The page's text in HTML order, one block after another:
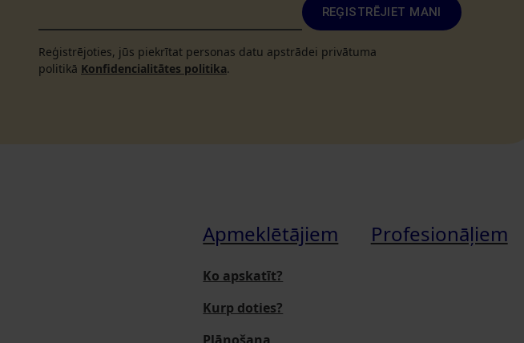
REĢISTRĒJIET MANI
Reģistrējoties, jūs piekrītat personas datu apstrādei privātuma
politikā Konfidencialitātes politika.
Apmeklētājiem
Ko apskatīt?
Kurp doties?
Profesionāļiem